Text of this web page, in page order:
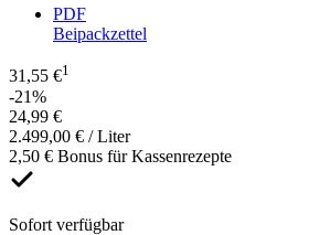
PDF
Beipackzettel
31,55 €1
-21%
24,99 €
2.499,00 € / Liter
2,50 € Bonus für Kassenrezepte
Sofort verfügbar